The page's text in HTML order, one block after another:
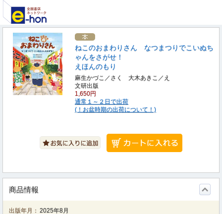
ねこのおまわりさん なつまつりでこいぬち
ゃんをさがせ！
えほんのもり
麻生かづこ／さく 大木あきこ／え
文研出版
1,650円
通常１～２日で出荷
(！お盆時期の出荷について！)
商品情報
出版年月： 2025年8月